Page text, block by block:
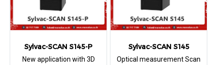
Sylvac-SCAN S145-P
New application with 3D
Sylvac-SCAN S145
Optical measurement Scan